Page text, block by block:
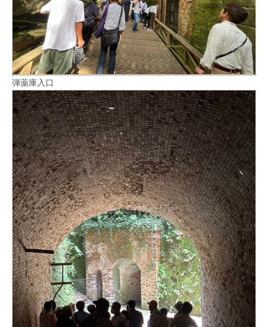
弾薬庫入口